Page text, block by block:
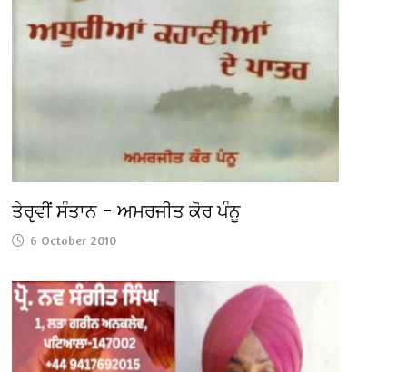
ਤੇਰੵਵੀਂ ਸੰਤਾਨ – ਅਮਰਜੀਤ ਕੋਰ ਪੰਨੂ
6 October 2010